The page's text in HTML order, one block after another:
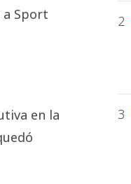
Sport
en la